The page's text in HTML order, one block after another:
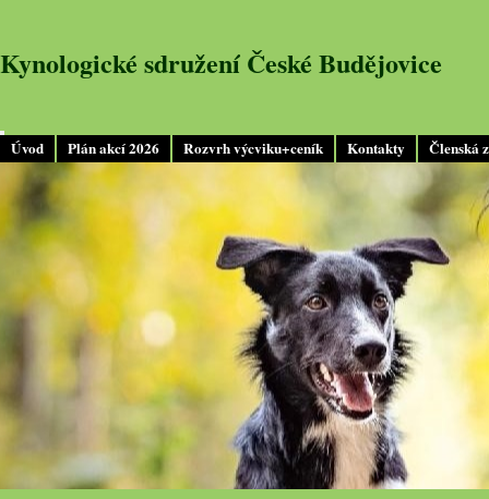
Úvod Plán akcí 2026 Rozvrh výcviku+ceník Kontakty Členská
Kynologické sdružení České Budějovice